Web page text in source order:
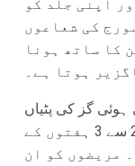
اپنی جلد کو
کی شعاعوں
کا ساتھ ہونا
ہوتا ہے۔
ہوئی گز کی پٹیاں
لگائی جا سکتی ہیں۔ گز کی پٹیاں 2 سے 3 ہفتوں کے
مریضوں کو ان